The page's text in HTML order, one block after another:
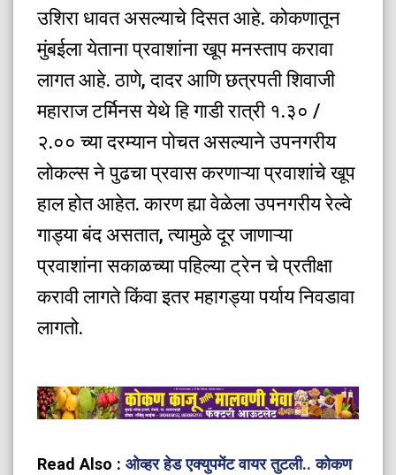
उशिरा धावत असल्याचे दिसत आहे. कोकणातून
मुंबईला येताना प्रवाशांना खूप मनस्ताप करावा
लागत आहे. ठाणे, दादर आणि छत्रपती शिवाजी
महाराज टर्मिनस येथे हि गाडी रात्री १.३० /
२.०० च्या दरम्यान पोचत असल्याने उपनगरीय
लोकल्स ने पुढचा प्रवास करणाऱ्या प्रवाशांचे खूप
हाल होत आहेत. कारण ह्या वेळेला उपनगरीय रेल्वे
गाड्या बंद असतात, त्यामुळे दूर जाणाऱ्या
प्रवाशांना सकाळच्या पहिल्या ट्रेन चे प्रतीक्षा
करावी लागते किंवा इतर महागड्या पर्याय निवडावा
लागतो.
Read Also :ओव्हर हेड एक्युपमेंट वायर तुटली.. कोकण